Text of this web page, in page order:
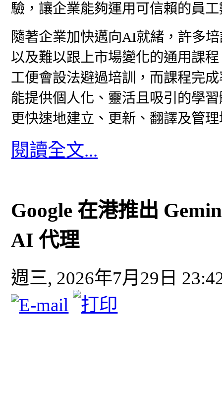
驗，讓企業能夠運用可信賴的員
隨著企業加快邁向AI就緒，許多
以及難以跟上市場變化的通用課
工便會設法避過培訓，而課程完
能提供個人化、靈活且吸引的學
更快速地建立、更新、翻譯及管
閱讀全文...
Google 在港推出
AI 代理
週三, 2026年7月29日